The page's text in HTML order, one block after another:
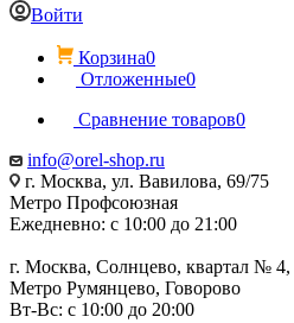
Войти
Корзина0
Отложенные0
Сравнение товаров0
info@orel-shop.ru
г. Москва, ул. Вавилова, 69/75
Метро Профсоюзная
Ежедневно: с 10:00 до 21:00
г. Москва, Солнцево, квартал № 4,
Метро Румянцево, Говорово
Вт-Вс: с 10:00 до 20:00